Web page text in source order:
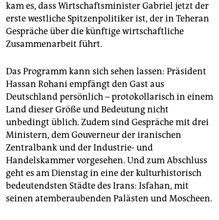
kam es, dass Wirtschaftsminister Gabriel jetzt der
erste westliche Spitzenpolitiker ist, der in Teheran
Gespräche über die künftige wirtschaftliche
Zusammenarbeit führt.
Das Programm kann sich sehen lassen: Präsident
Hassan Rohani empfängt den Gast aus
Deutschland persönlich – protokollarisch in einem
Land dieser Größe und Bedeutung nicht
unbedingt üblich. Zudem sind Gespräche mit drei
Ministern, dem Gouverneur der iranischen
Zentralbank und der Industrie- und
Handelskammer vorgesehen. Und zum Abschluss
geht es am Dienstag in eine der kulturhistorisch
bedeutendsten Städte des Irans: Isfahan, mit
seinen atemberaubenden Palästen und Moscheen.